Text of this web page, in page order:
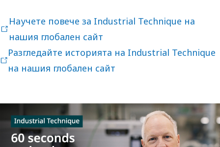
Научете повече за Industrial Technique на
нашия глобален сайт
Разгледайте историята на Industrial Technique
на нашия глобален сайт